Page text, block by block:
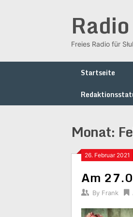
Freies Radio für
Startseite
Monat:
26. Februar 2021
Am
By Frank